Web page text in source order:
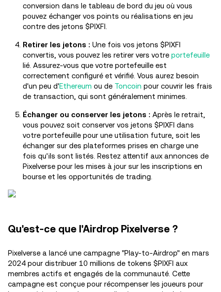
conversion dans le tableau de bord du jeu où vous
pouvez échanger vos points ou réalisations en jeu
contre des jetons $PIXFI.
Retirer les jetons : Une fois vos jetons $PIXFI
convertis, vous pouvez les retirer vers votre portefeuille
lié. Assurez-vous que votre portefeuille est
correctement configuré et vérifié. Vous aurez besoin
d'un peu d'Ethereum ou de Toncoin pour couvrir les frais
de transaction, qui sont généralement minimes.
Échanger ou conserver les jetons : Après le retrait,
vous pouvez soit conserver vos jetons $PIXFI dans
votre portefeuille pour une utilisation future, soit les
échanger sur des plateformes prises en charge une
fois qu'ils sont listés. Restez attentif aux annonces de
Pixelverse pour les mises à jour sur les inscriptions en
bourse et les opportunités de trading.
Qu'est-ce que l'Airdrop Pixelverse ?
Pixelverse a lancé une campagne "Play-to-Airdrop" en mars
2024 pour distribuer 10 millions de tokens $PIXFI aux
membres actifs et engagés de la communauté. Cette
campagne est conçue pour récompenser les joueurs pour